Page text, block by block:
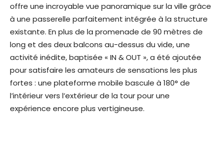
offre une incroyable vue panoramique sur la ville grâce
à une passerelle parfaitement intégrée à la structure
existante. En plus de la promenade de 90 mètres de
long et des deux balcons au-dessus du vide, une
activité inédite, baptisée « IN & OUT », a été ajoutée
pour satisfaire les amateurs de sensations les plus
fortes : une plateforme mobile bascule à 180° de
l’intérieur vers l’extérieur de la tour pour une
expérience encore plus vertigineuse.